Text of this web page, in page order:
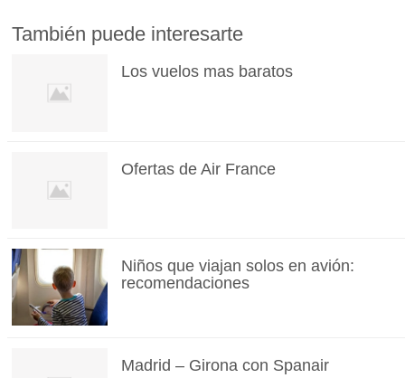
También puede interesarte
Los vuelos mas baratos
Ofertas de Air France
Niños que viajan solos en avión:
recomendaciones
Madrid – Girona con Spanair